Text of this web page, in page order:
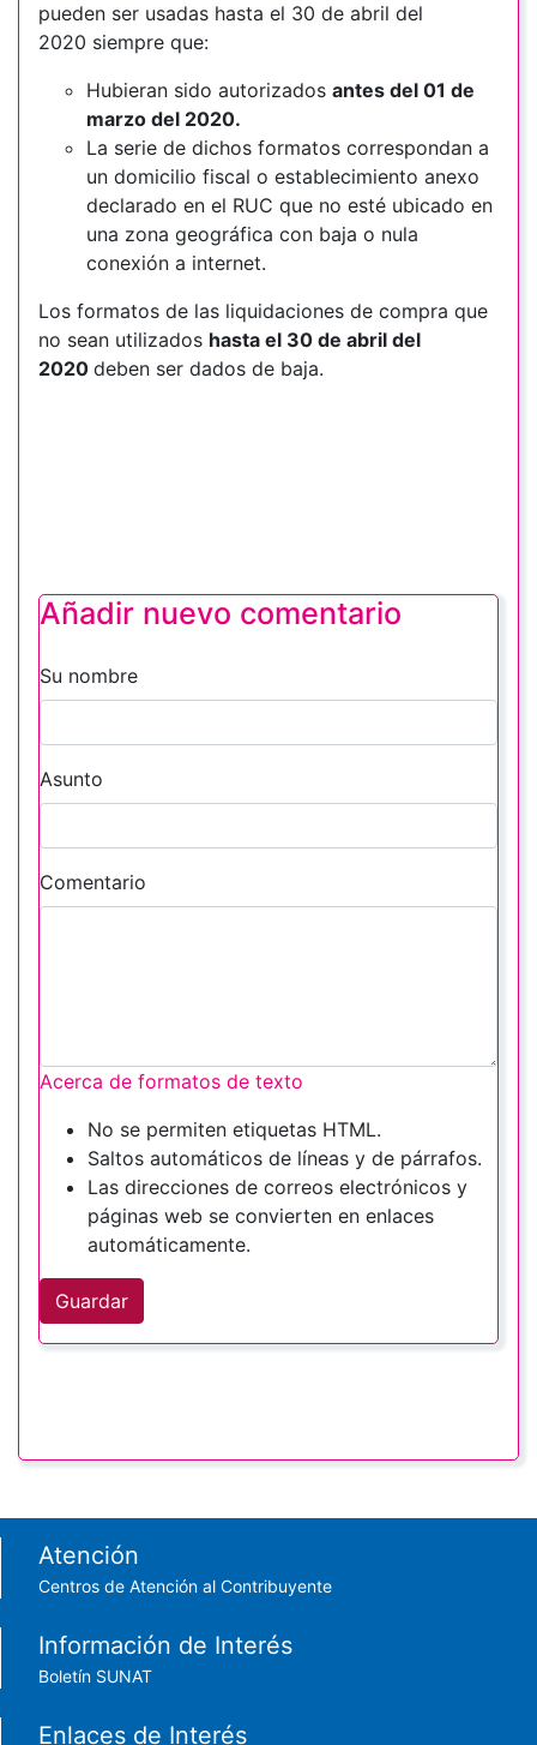
pueden ser usadas hasta el 30 de abril del
2020 siempre que:
Hubieran sido autorizados antes del 01 de
marzo del 2020.
La serie de dichos formatos correspondan a
un domicilio fiscal o establecimiento anexo
declarado en el RUC que no esté ubicado en
una zona geográfica con baja o nula
conexión a internet.
Los formatos de las liquidaciones de compra que
no sean utilizados hasta el 30 de abril del
2020 deben ser dados de baja.
Añadir nuevo comentario
Su nombre
Asunto
Comentario
Acerca de formatos de texto
No se permiten etiquetas HTML.
Saltos automáticos de líneas y de párrafos.
Las direcciones de correos electrónicos y
páginas web se convierten en enlaces
automáticamente.
Guardar
Footer menu
Atención
Centros de Atención al Contribuyente
Información de Interés
Boletín SUNAT
Enlaces de Interés